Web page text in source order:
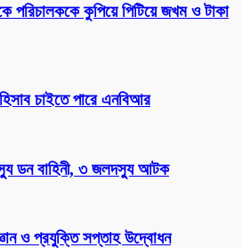
পরিচালককে কুপিয়ে পিটিয়ে জখম ও টাকা
চাইতে পারে এনবিআর
ডন বাহিনী, ৩ জলদস্যু আটক
ও প্রযুক্তি সপ্তাহ উদ্বোধন